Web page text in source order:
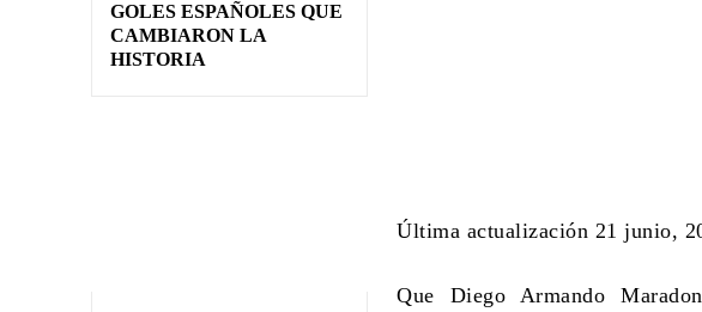
GOLES ESPAÑOLES QUE
CAMBIARON LA
HISTORIA
Última actualización 21 junio,
Que Diego Armando